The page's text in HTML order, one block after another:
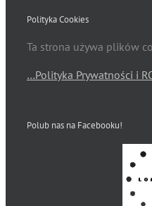
Polityka Cookies
Ta strona używa plików
…Polityka Prywatności i
Polub nas na Facebooku!